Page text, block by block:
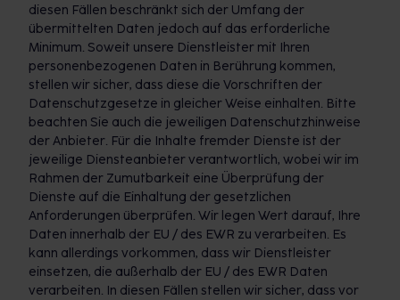
diesen Fällen beschränkt sich der Umfang der
übermittelten Daten jedoch auf das erforderliche
Minimum. Soweit unsere Dienstleister mit Ihren
personenbezogenen Daten in Berührung kommen,
stellen wir sicher, dass diese die Vorschriften der
Datenschutzgesetze in gleicher Weise einhalten. Bitte
beachten Sie auch die jeweiligen Datenschutzhinweise
der Anbieter. Für die Inhalte fremder Dienste ist der
jeweilige Diensteanbieter verantwortlich, wobei wir im
Rahmen der Zumutbarkeit eine Überprüfung der
Dienste auf die Einhaltung der gesetzlichen
Anforderungen überprüfen. Wir legen Wert darauf, Ihre
Daten innerhalb der EU / des EWR zu verarbeiten. Es
kann allerdings vorkommen, dass wir Dienstleister
einsetzen, die außerhalb der EU / des EWR Daten
verarbeiten. In diesen Fällen stellen wir sicher, dass vor